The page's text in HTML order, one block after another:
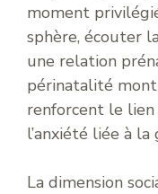
moment
sphère, écouter
une relation
périnatalité
renforcent le
l’anxiété liée à la
La dimension